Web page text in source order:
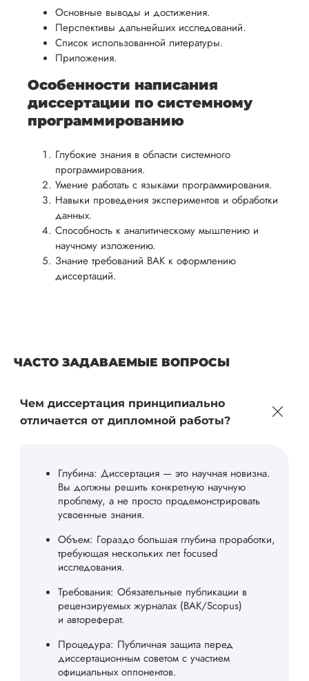
Основные выводы и достижения.
Перспективы дальнейших исследований.
Список использованной литературы.
Приложения.
Особенности написания
диссертации по системному
программированию
Глубокие знания в области системного
программирования.
Умение работать с языками программирования.
Навыки проведения экспериментов и обработки
данных.
Способность к аналитическому мышлению и
научному изложению.
Знание требований ВАК к оформлению
диссертаций.
ЧАСТО ЗАДАВАЕМЫЕ ВОПРОСЫ
Чем диссертация принципиально
отличается от дипломной работы?
Глубина: Диссертация — это научная новизна.
Вы должны решить конкретную научную
проблему, а не просто продемонстрировать
усвоенные знания.
Объем: Гораздо большая глубина проработки,
требующая нескольких лет focused
исследования.
Требования: Обязательные публикации в
рецензируемых журналах (ВАК/Scopus)
и автореферат.
Процедура: Публичная защита перед
диссертационным советом с участием
официальных оппонентов.